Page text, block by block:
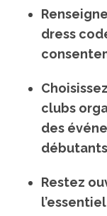
dress
clubs
des
Restez